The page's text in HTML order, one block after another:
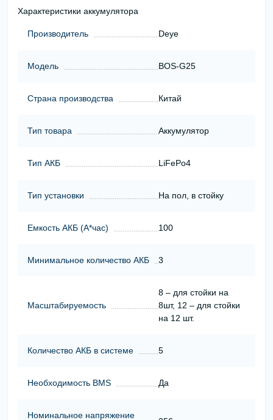
Характеристики аккумулятора
Производитель Deye
Модель BOS-G25
Страна производства Китай
Тип товара Аккумулятор
Тип АКБ LiFePo4
Тип установки На пол, в стойку
Емкость АКБ (А*час) 100
Минимальное количество АКБ 3
Масштабируемость
8 – для стойки на
8шт, 12 – для стойки
на 12 шт.
Количество АКБ в системе 5
Необходимость BMS Да
Номинальное напряжение